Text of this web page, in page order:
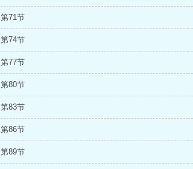
第71节
第74节
第77节
第80节
第83节
第86节
第89节